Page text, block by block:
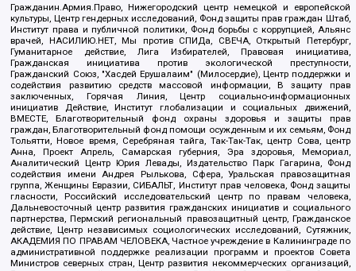
Гражданин.Армия.Право, Нижегородский центр немецкой и европейской
культуры, Центр гендерных исследований, Фонд защиты прав граждан Штаб,
Институт права и публичной политики, Фонд борьбы с коррупцией, Альянс
врачей, НАСИЛИЮ.НЕТ, Мы против СПИДа, СВЕЧА, Открытый Петербург,
Гуманитарное действие, Лига Избирателей, Правовая инициатива,
Гражданская инициатива против экологической преступности,
Гражданский Союз, "Хасдей Ерушалаим" (Милосердие), Центр поддержки и
содействия развитию средств массовой информации, В защиту прав
заключенных, Горячая Линия, Центр социально-информационных
инициатив Действие, Институт глобализации и социальных движений,
ВМЕСТЕ, Благотворительный фонд охраны здоровья и защиты прав
граждан, Благотворительный фонд помощи осужденным и их семьям, Фонд
Тольятти, Новое время, Серебряная тайга, Так-Так-Так, центр Сова, центр
Анна, Проект Апрель, Самарская губерния, Эра здоровья, Мемориал,
Аналитический Центр Юрия Левады, Издательство Парк Гагарина, Фонд
содействия имени Андрея Рылькова, Сфера, Уральская правозащитная
группа, Женщины Евразии, СИБАЛЬТ, Институт прав человека, Фонд защиты
гласности, Российский исследовательский центр по правам человека,
Дальневосточный центр развития гражданских инициатив и социального
партнерства, Пермский региональный правозащитный центр, Гражданское
действие, Центр независимых социологических исследований, Сутяжник,
АКАДЕМИЯ ПО ПРАВАМ ЧЕЛОВЕКА, Частное учреждение в Калининграде по
административной поддержке реализации программ и проектов Совета
Министров северных стран, Центр развития некоммерческих организаций,